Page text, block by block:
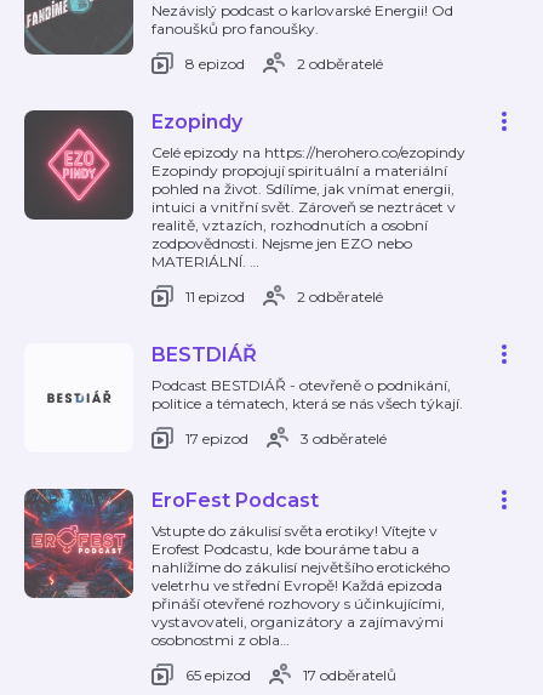
Nezávislý podcast o karlovarské Energii! Od
fanoušků pro fanoušky.
8 epizod
2 odběratelé
Ezopindy
Celé epizody na https://herohero.co/ezopindy
Ezopindy propojují spirituální a materiální
pohled na život. Sdílíme, jak vnímat energii,
intuici a vnitřní svět. Zároveň se neztrácet v
realitě, vztazích, rozhodnutích a osobní
zodpovědnosti. Nejsme jen EZO nebo
MATERIÁLNÍ. …
11 epizod
2 odběratelé
BESTDIÁŘ
Podcast BESTDIÁŘ - otevřeně o podnikání,
politice a tématech, která se nás všech týkají.
17 epizod
3 odběratelé
EroFest Podcast
Vstupte do zákulisí světa erotiky! Vítejte v
Erofest Podcastu, kde bouráme tabu a
nahlížíme do zákulisí největšího erotického
veletrhu ve střední Evropě! Každá epizoda
přináší otevřené rozhovory s účinkujícími,
vystavovateli, organizátory a zajímavými
osobnostmi z obla…
65 epizod
17 odběratelů